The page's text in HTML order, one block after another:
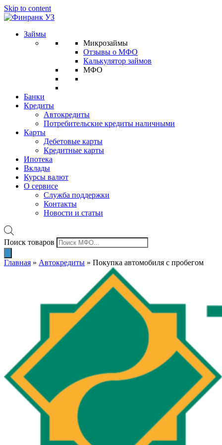
Skip to content
Займы
Микрозаймы
Отзывы о МФО
Калькулятор займов
МФО
Банки
Кредиты
Автокредиты
Потребительские кредиты наличными
Карты
Дебетовые карты
Кредитные карты
Ипотека
Вклады
Курсы валют
О сервисе
Служба поддержки
Контакты
Новости и статьи
Поиск товаров
Главная » Автокредиты » Покупка автомобиля с пробегом